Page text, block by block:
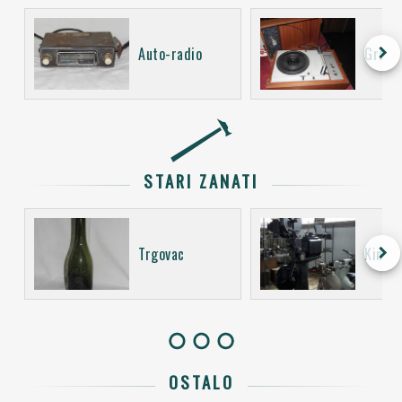
Auto-radio keyboard_arrow_right
STARI ZANATI
Trgovac Kino
keyboard_arrow_right
OSTALO